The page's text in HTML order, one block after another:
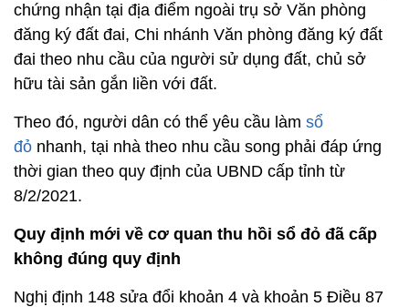
chứng nhận tại địa điểm ngoài trụ sở Văn phòng
đăng ký đất đai, Chi nhánh Văn phòng đăng ký đất
đai theo nhu cầu của người sử dụng đất, chủ sở
hữu tài sản gắn liền với đất.
Theo đó, người dân có thể yêu cầu làm sổ
đỏ nhanh, tại nhà theo nhu cầu song phải đáp ứng
thời gian theo quy định của UBND cấp tỉnh từ
8/2/2021.
Quy định mới về cơ quan thu hồi sổ đỏ đã cấp
không đúng quy định
Nghị định 148 sửa đổi khoản 4 và khoản 5 Điều 87